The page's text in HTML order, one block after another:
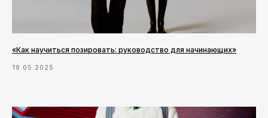
«Как научиться позировать: руководство для начинающих»
19.05.2025